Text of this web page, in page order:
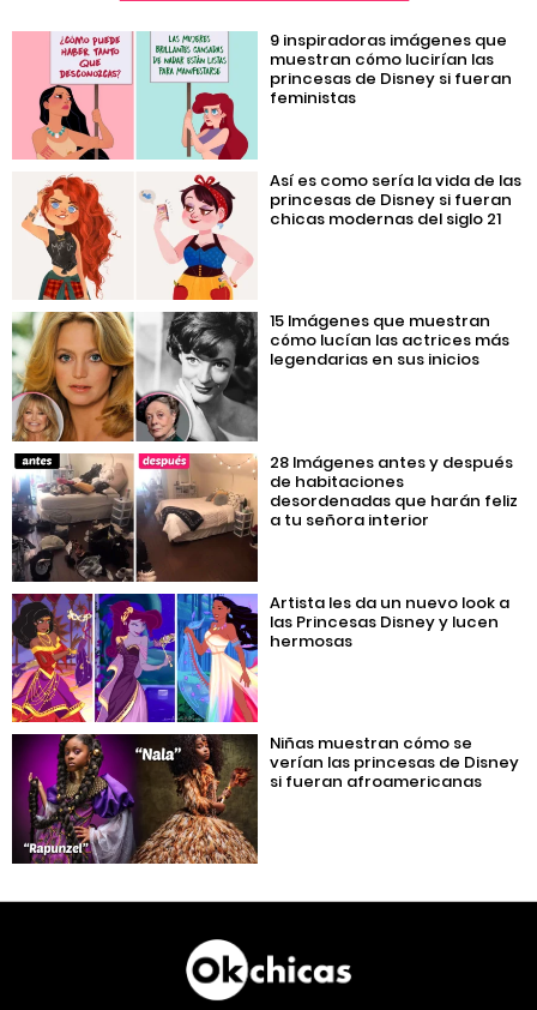
9 inspiradoras imágenes que
muestran cómo lucirían las
princesas de Disney si fueran
feministas
Así es como sería la vida de las
princesas de Disney si fueran
chicas modernas del siglo 21
15 Imágenes que muestran
cómo lucían las actrices más
legendarias en sus inicios
28 Imágenes antes y después
de habitaciones
desordenadas que harán feliz
a tu señora interior
Artista les da un nuevo look a
las Princesas Disney y lucen
hermosas
Niñas muestran cómo se
verían las princesas de Disney
si fueran afroamericanas